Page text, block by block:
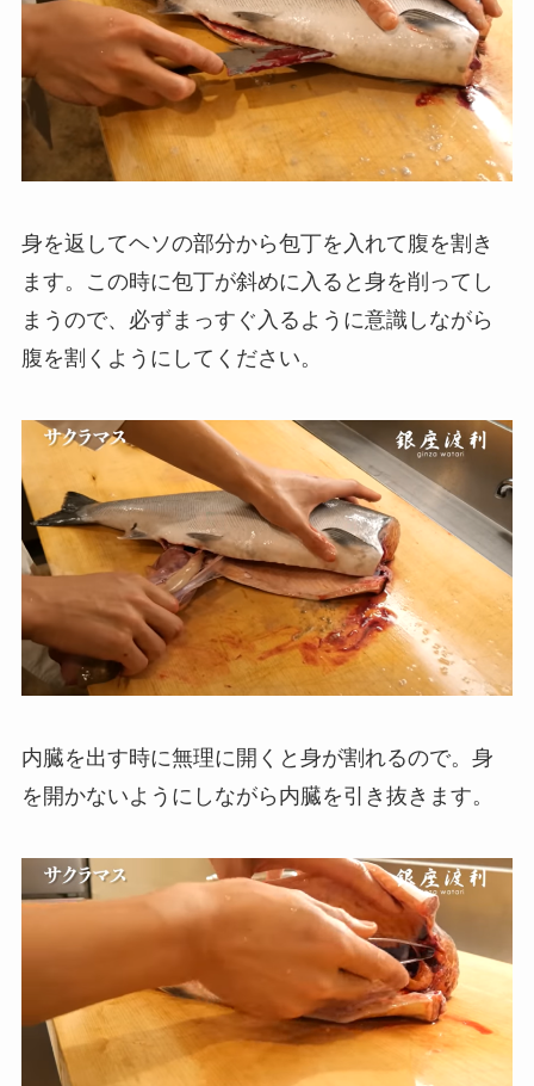
身を返してヘソの部分から包丁を入れて腹を割き
ます。この時に包丁が斜めに入ると身を削ってし
まうので、必ずまっすぐ入るように意識しながら
腹を割くようにしてください。
内臓を出す時に無理に開くと身が割れるので。身
を開かないようにしながら内臓を引き抜きます。